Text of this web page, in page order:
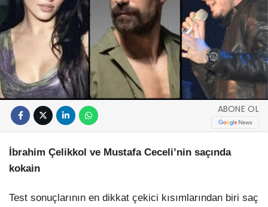
ABONE OL
İbrahim Çelikkol ve Mustafa Ceceli’nin saçında
kokain
Test sonuçlarının en dikkat çekici kısımlarından biri saç